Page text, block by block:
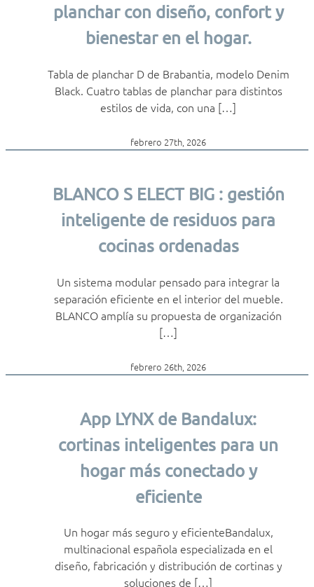
planchar con diseño, confort y
bienestar en el hogar.
Tabla de planchar D de Brabantia, modelo Denim
Black. Cuatro tablas de planchar para distintos
estilos de vida, con una […]
febrero 27th, 2026
BLANCO S ELECT BIG : gestión
inteligente de residuos para
cocinas ordenadas
Un sistema modular pensado para integrar la
separación eficiente en el interior del mueble.
BLANCO amplía su propuesta de organización
[…]
febrero 26th, 2026
App LYNX de Bandalux:
cortinas inteligentes para un
hogar más conectado y
eficiente
Un hogar más seguro y eficienteBandalux,
multinacional española especializada en el
diseño, fabricación y distribución de cortinas y
soluciones de […]